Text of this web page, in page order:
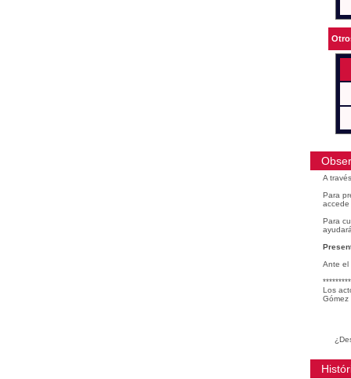
A
Para
accede
Para
Ante el
Los
Gómez